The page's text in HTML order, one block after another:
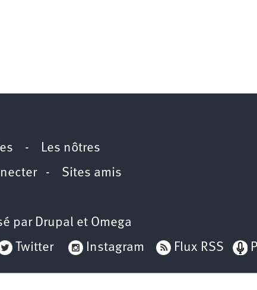
- Les nôtres
- Sites amis
par Drupal et Omega
Twitter Instagram Flux RSS